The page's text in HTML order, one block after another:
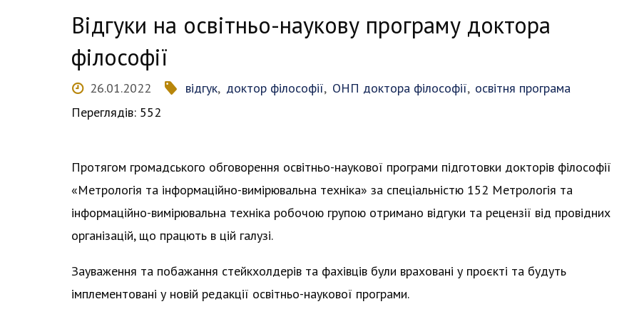
Відгуки на освітньо-наукову програму доктора
філософії
26.01.2022 відгук, доктор філософії, ОНП доктора філософії, освітня програма
Переглядів: 552
Протягом громадського обговорення освітньо-наукової програми підготовки докторів філософії
«Метрологія та інформаційно-вимірювальна техніка» за спеціальністю 152 Метрологія та
інформаційно-вимірювальна техніка робочою групою отримано відгуки та рецензії від провідних
організацій, що працють в цій галузі.
Зауваження та побажання стейкхолдерів та фахівців були враховані у проєкті та будуть
імплементовані у новій редакції освітньо-наукової програми.